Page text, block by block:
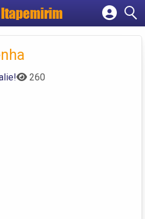
Itapemirim
Cadastrar empresa
Criar conta
260